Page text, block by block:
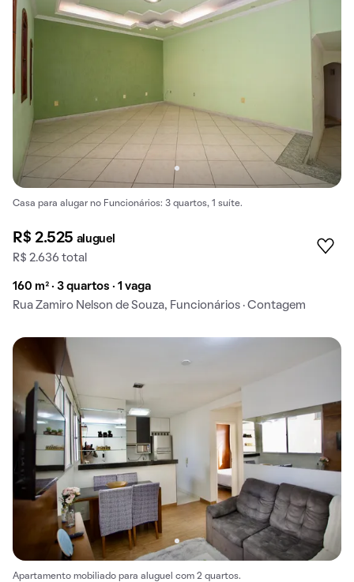
Casa para alugar no Funcionários: 3 quartos, 1 suíte.
R$ 2.525 aluguel
R$ 2.636 total
160 m² · 3 quartos · 1 vaga
Rua Zamiro Nelson de Souza, Funcionários · Contagem
Apartamento mobiliado para aluguel com 2 quartos.